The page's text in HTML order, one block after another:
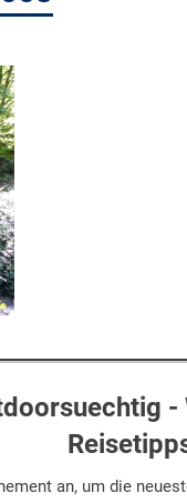
an, um die